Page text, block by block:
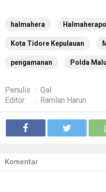
halmahera
Kota Tidore Kepulauan
pengamanan Polda
Penulis : Qal
Editor
: Ramlan Harun
Komentar